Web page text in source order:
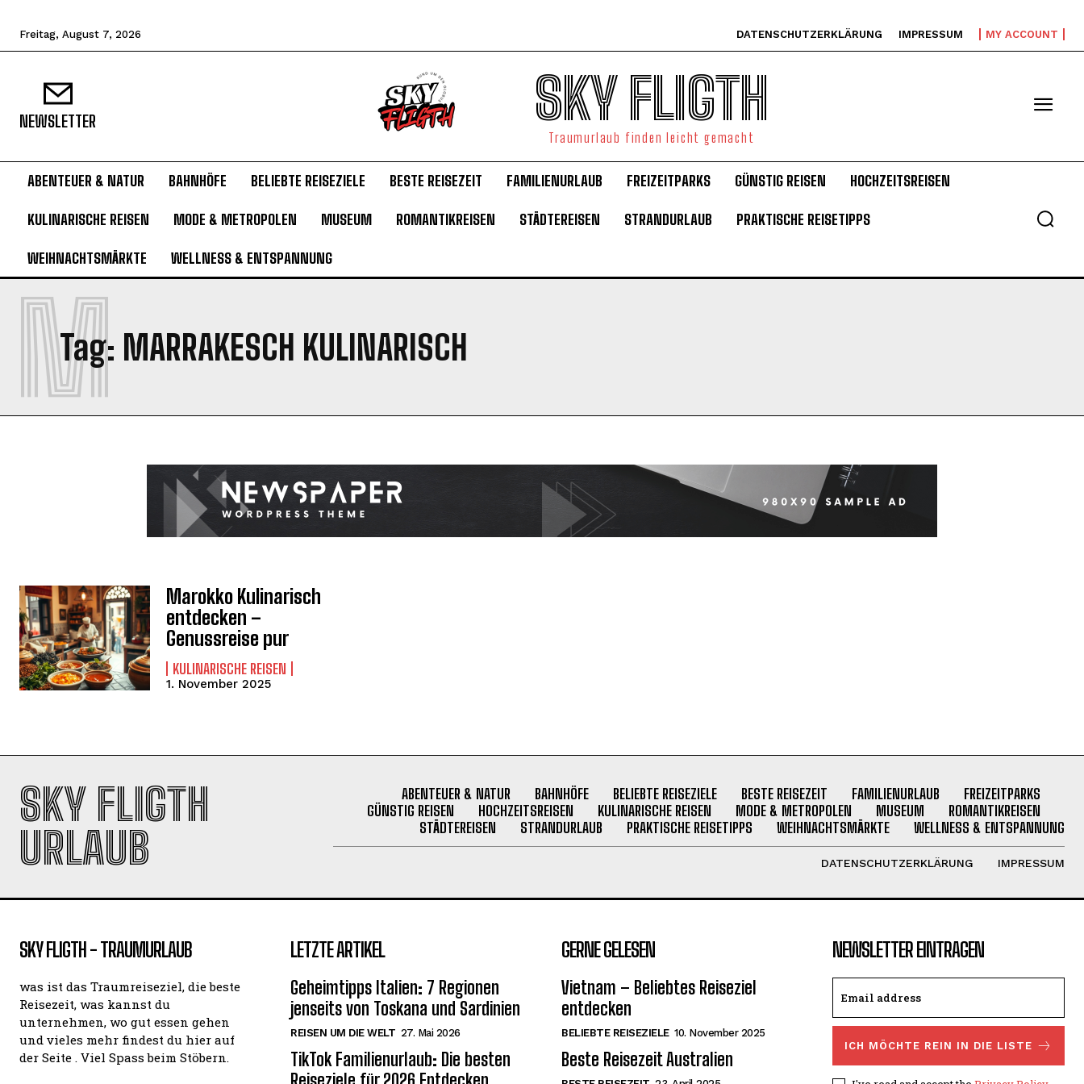
I WANT IN
Privacy Policy.
Freitag, August 7, 2026 DATENSCHUTZERKLÄRUNG IMPRESSUM MY ACCOUNT
NEWSLETTER SKY FLIGTH
Traumurlaub finden leicht gemacht
ABENTEUER & NATUR BAHNHÖFE BELIEBTE REISEZIELE BESTE REISEZEIT FAMILIENURLAUB FREIZEITPARKS GÜNSTIG REISEN HOCHZEITSREISEN
KULINARISCHE REISEN MODE & METROPOLEN MUSEUM ROMANTIKREISEN STÄDTEREISEN STRANDURLAUB PRAKTISCHE REISETIPPS
WEIHNACHTSMÄRKTE WELLNESS & ENTSPANNUNG
Tag: MARRAKESCH KULINARISCH
M
Marokko Kulinarisch
entdecken –
Genussreise pur
KULINARISCHE REISEN
1. November 2025
SKY FLIGTH
URLAUB
ABENTEUER & NATUR BAHNHÖFE BELIEBTE REISEZIELE BESTE REISEZEIT FAMILIENURLAUB
FREIZEITPARKS
GÜNSTIG REISEN
HOCHZEITSREISEN KULINARISCHE REISEN MODE & METROPOLEN MUSEUM
ROMANTIKREISEN
STÄDTEREISEN
STRANDURLAUB PRAKTISCHE REISETIPPS WEIHNACHTSMÄRKTE WELLNESS & ENTSPANNUNG
DATENSCHUTZERKLÄRUNG IMPRESSUM
SKY FLIGTH - TRAUMURLAUB
was ist das Traumreiseziel, die beste
Reisezeit, was kannst du
unternehmen, wo gut essen gehen
und vieles mehr findest du hier auf
der Seite . Viel Spass beim Stöbern.
LETZTE ARTIKEL
Geheimtipps Italien: 7 Regionen
jenseits von Toskana und Sardinien
REISEN UM DIE WELT 27. Mai 2026
TikTok Familienurlaub: Die besten
GERNE GELESEN
Vietnam – Beliebtes Reiseziel
entdecken
BELIEBTE REISEZIELE 10. November 2025
Beste Reisezeit Australien
NEWSLETTER EINTRAGEN
ICH MÖCHTE REIN IN DIE LISTE